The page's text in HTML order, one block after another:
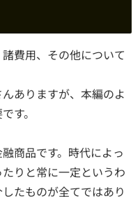
費用、その他について
ありますが、本編のよ
す。
商品です。時代によっ
りと常に一定というわ
たものが全てではあり